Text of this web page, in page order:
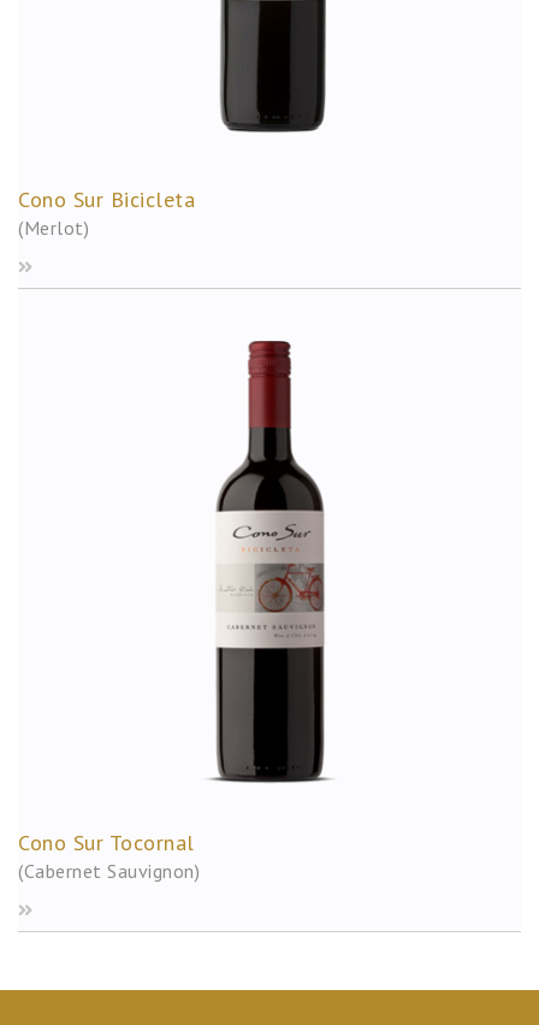
Cono Sur Bicicleta
(Merlot)
Cono Sur Tocornal
(Cabernet Sauvignon)